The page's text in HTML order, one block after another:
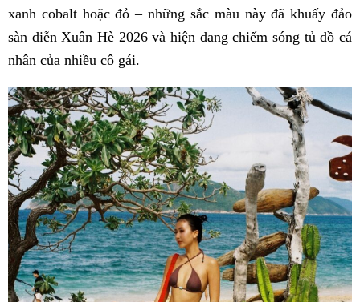
xanh cobalt hoặc đỏ – những sắc màu này đã khuấy đảo
sàn diễn Xuân Hè 2026 và hiện đang chiếm sóng tủ đồ cá
nhân của nhiều cô gái.